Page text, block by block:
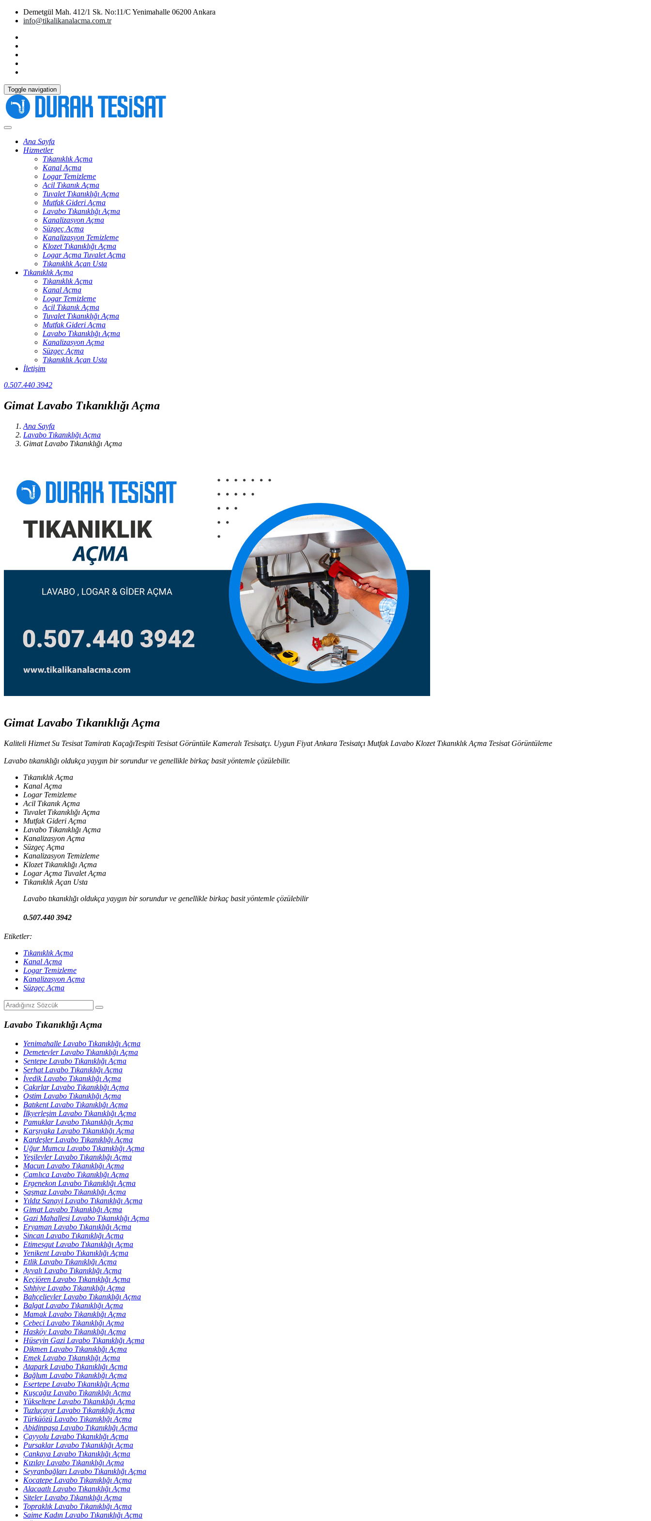
Demetgül Mah. 412/1 Sk. No:11/C Yenimahalle 06200 Ankara
info@tikalikanalacma.com.tr
Toggle navigation
Ana Sayfa
Hizmetler
Tıkanıklık Açma
Kanal Açma
Logar Temizleme
Acil Tıkanık Açma
Tuvalet Tıkanıklığı Açma
Mutfak Gideri Açma
Lavabo Tıkanıklığı Açma
Kanalizasyon Açma
Süzgeç Açma
Kanalizasyon Temizleme
Klozet Tıkanıklığı Açma
Logar Açma Tuvalet Açma
Tıkanıklık Açan Usta
Tıkanıklık Açma
Tıkanıklık Açma
Kanal Açma
Logar Temizleme
Acil Tıkanık Açma
Tuvalet Tıkanıklığı Açma
Mutfak Gideri Açma
Lavabo Tıkanıklığı Açma
Kanalizasyon Açma
Süzgeç Açma
Tıkanıklık Açan Usta
İletişim
0.507.440 3942
Gimat Lavabo Tıkanıklığı Açma
Ana Sayfa
Lavabo Tıkanıklığı Açma
Gimat Lavabo Tıkanıklığı Açma
Gimat Lavabo Tıkanıklığı Açma
Kaliteli Hizmet Su Tesisat Tamiratı KaçağıTespiti Tesisat Görüntüle Kameralı Tesisatçı. Uygun Fiyat Ankara Tesisatçı Mutfak Lavabo Klozet Tıkanıklık Açma Tesisat Görüntüleme
Lavabo tıkanıklığı oldukça yaygın bir sorundur ve genellikle birkaç basit yöntemle çözülebilir.
Tıkanıklık Açma
Kanal Açma
Logar Temizleme
Acil Tıkanık Açma
Tuvalet Tıkanıklığı Açma
Mutfak Gideri Açma
Lavabo Tıkanıklığı Açma
Kanalizasyon Açma
Süzgeç Açma
Kanalizasyon Temizleme
Klozet Tıkanıklığı Açma
Logar Açma Tuvalet Açma
Tıkanıklık Açan Usta
Lavabo tıkanıklığı oldukça yaygın bir sorundur ve genellikle birkaç basit yöntemle çözülebilir
0.507.440 3942
Etiketler:
Tıkanıklık Açma
Kanal Açma
Logar Temizleme
Kanalizasyon Açma
Süzgeç Açma
Lavabo Tıkanıklığı Açma
Yenimahalle Lavabo Tıkanıklığı Açma
Demetevler Lavabo Tıkanıklığı Açma
Şentepe Lavabo Tıkanıklığı Açma
Serhat Lavabo Tıkanıklığı Açma
İvedik Lavabo Tıkanıklığı Açma
Çakırlar Lavabo Tıkanıklığı Açma
Ostim Lavabo Tıkanıklığı Açma
Batıkent Lavabo Tıkanıklığı Açma
İlkyerleşim Lavabo Tıkanıklığı Açma
Pamuklar Lavabo Tıkanıklığı Açma
Karşıyaka Lavabo Tıkanıklığı Açma
Kardeşler Lavabo Tıkanıklığı Açma
Uğur Mumcu Lavabo Tıkanıklığı Açma
Yeşilevler Lavabo Tıkanıklığı Açma
Macun Lavabo Tıkanıklığı Açma
Çamlıca Lavabo Tıkanıklığı Açma
Ergenekon Lavabo Tıkanıklığı Açma
Şaşmaz Lavabo Tıkanıklığı Açma
Yıldız Sanayi Lavabo Tıkanıklığı Açma
Gimat Lavabo Tıkanıklığı Açma
Gazi Mahallesi Lavabo Tıkanıklığı Açma
Eryaman Lavabo Tıkanıklığı Açma
Sincan Lavabo Tıkanıklığı Açma
Etimesgut Lavabo Tıkanıklığı Açma
Yenikent Lavabo Tıkanıklığı Açma
Etlik Lavabo Tıkanıklığı Açma
Ayvalı Lavabo Tıkanıklığı Açma
Keçiören Lavabo Tıkanıklığı Açma
Sıhhiye Lavabo Tıkanıklığı Açma
Bahçelievler Lavabo Tıkanıklığı Açma
Balgat Lavabo Tıkanıklığı Açma
Mamak Lavabo Tıkanıklığı Açma
Cebeci Lavabo Tıkanıklığı Açma
Hasköy Lavabo Tıkanıklığı Açma
Hüseyin Gazi Lavabo Tıkanıklığı Açma
Dikmen Lavabo Tıkanıklığı Açma
Emek Lavabo Tıkanıklığı Açma
Atapark Lavabo Tıkanıklığı Açma
Bağlum Lavabo Tıkanıklığı Açma
Esertepe Lavabo Tıkanıklığı Açma
Kuşcağız Lavabo Tıkanıklığı Açma
Yükseltepe Lavabo Tıkanıklığı Açma
Tuzluçayır Lavabo Tıkanıklığı Açma
Türküözü Lavabo Tıkanıklığı Açma
Abidinpaşa Lavabo Tıkanıklığı Açma
Çayyolu Lavabo Tıkanıklığı Açma
Pursaklar Lavabo Tıkanıklığı Açma
Çankaya Lavabo Tıkanıklığı Açma
Kızılay Lavabo Tıkanıklığı Açma
Seyranbağları Lavabo Tıkanıklığı Açma
Kocatepe Lavabo Tıkanıklığı Açma
Alacaatlı Lavabo Tıkanıklığı Açma
Siteler Lavabo Tıkanıklığı Açma
Topraklık Lavabo Tıkanıklığı Açma
Saime Kadın Lavabo Tıkanıklığı Açma